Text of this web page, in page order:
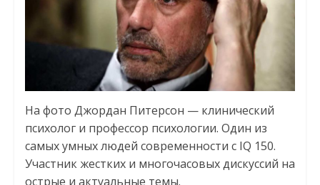
На фото Джордан Питерсон — клинический
психолог и профессор психологии. Один из
самых умных людей современности с IQ 150.
Участник жестких и многочасовых дискуссий на
острые и актуальные темы.